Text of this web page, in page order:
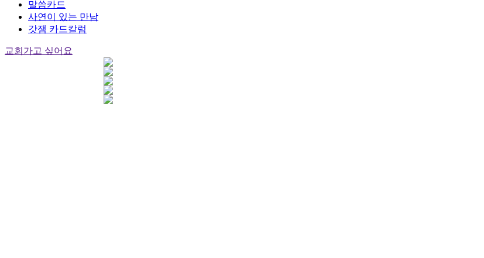
말씀카드
사연이 있는 만남
갓잼 카드칼럼
교회가고 싶어요